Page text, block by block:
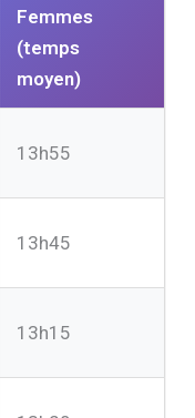
Femmes
(temps
moyen)
13h55
13h45
13h15